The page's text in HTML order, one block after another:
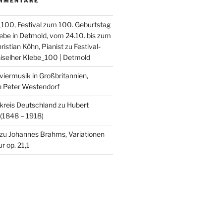
Festival zum 100. Geburtstag
in Detmold, vom 24.10. bis zum
Köhn, Pianistzu Festival-
Klebe_100 | Detmold
in Großbritannien,
Peter Westendorf
Deutschlandzu Hubert
– 1918)
Johannes Brahms, Variationen
op. 21,1